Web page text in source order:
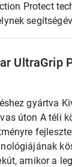
Protect
UltraGrip
gyártva
úton A téli
amikor a